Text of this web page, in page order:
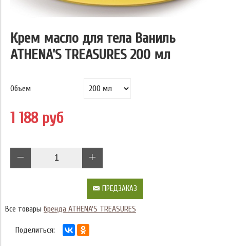
Крем масло для тела Ваниль
ATHENA'S TREASURES 200 мл
Объем
1 188 руб
ПРЕДЗАКАЗ
Все товары бренда ATHENA'S TREASURES
Поделиться: